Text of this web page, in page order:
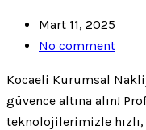
Mart 11, 2025
No comment
Kocaeli Kurumsal
güvence altına alın!
teknolojilerimizle